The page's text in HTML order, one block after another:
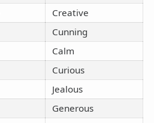
Creative
Cunning
Calm
Curious
Jealous
Generous